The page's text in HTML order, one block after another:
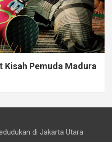
Pemuda Madura
di Jakarta Utara